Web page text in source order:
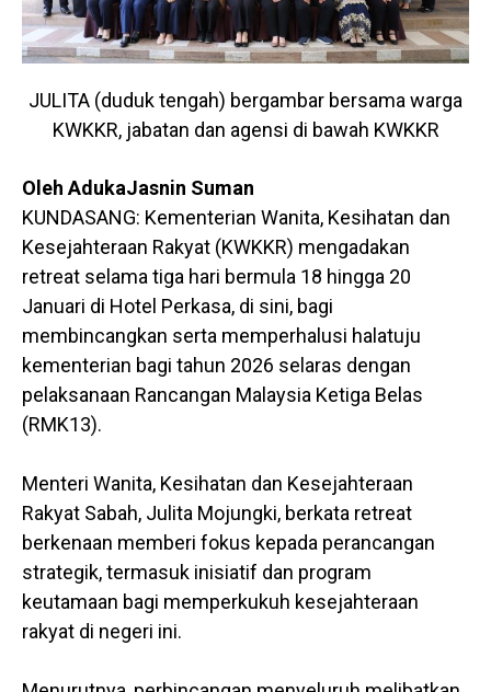
JULITA (duduk tengah) bergambar bersama warga
KWKKR, jabatan dan agensi di bawah KWKKR
Oleh AdukaJasnin Suman
KUNDASANG: Kementerian Wanita, Kesihatan dan
Kesejahteraan Rakyat (KWKKR) mengadakan
retreat selama tiga hari bermula 18 hingga 20
Januari di Hotel Perkasa, di sini, bagi
membincangkan serta memperhalusi halatuju
kementerian bagi tahun 2026 selaras dengan
pelaksanaan Rancangan Malaysia Ketiga Belas
(RMK13).
Menteri Wanita, Kesihatan dan Kesejahteraan
Rakyat Sabah, Julita Mojungki, berkata retreat
berkenaan memberi fokus kepada perancangan
strategik, termasuk inisiatif dan program
keutamaan bagi memperkukuh kesejahteraan
rakyat di negeri ini.